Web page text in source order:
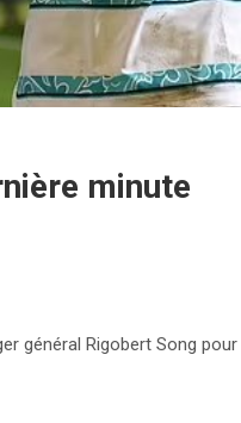
minute
général Rigobert Song